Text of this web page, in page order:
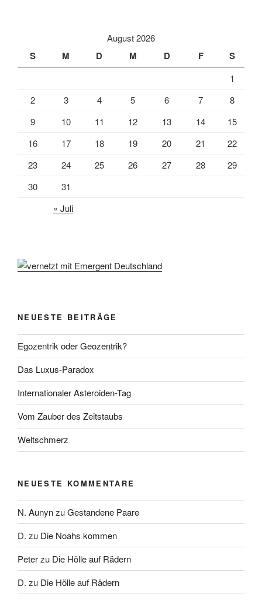
August 2026
S M D M D F S
1
2
3 4 5 6 7
8
9
10 11 12 13 14
15
16
17 18 19 20 21
22
23
24 25 26 27 28
29
30
31
« Juli
NEUESTE BEITRÄGE
Egozentrik oder Geozentrik?
Das Luxus-Paradox
Internationaler Asteroiden-Tag
Vom Zauber des Zeitstaubs
Weltschmerz
NEUESTE KOMMENTARE
N. AunynzuGestandene Paare
D. zu Die Noahs kommen
Peterzu Die Hölle auf Rädern
D. zu Die Hölle auf Rädern